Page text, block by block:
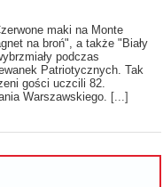
maki na Monte
na broń", a także "Biały
podczas
Patriotycznych. Tak
gości uczcili 82.
Warszawskiego. [...]